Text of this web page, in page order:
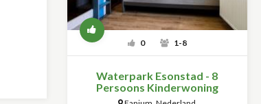
0 1-8
Waterpark Esonstad - 8
Persoons Kinderwoning